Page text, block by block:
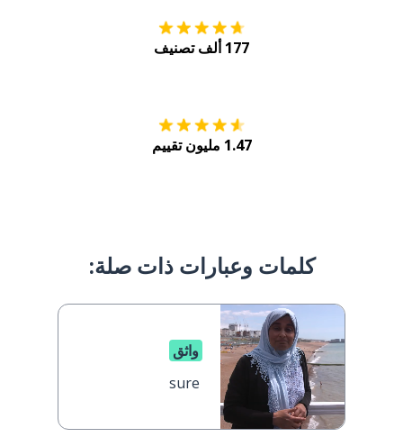
177 ألف تصنيف
1.47 مليون تقييم
كلمات وعبارات ذات صلة:
واثق
sure